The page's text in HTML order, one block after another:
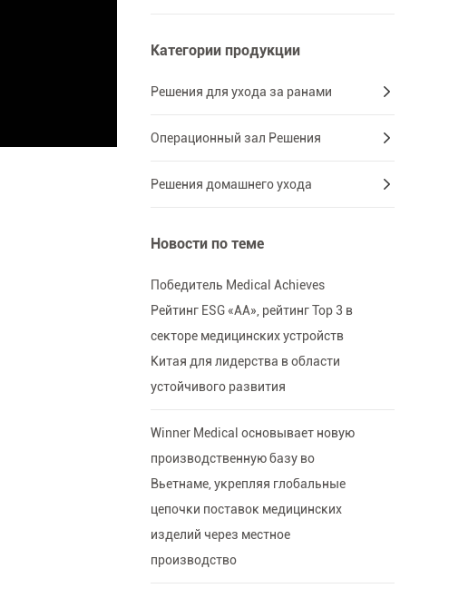
Категории продукции
Решения для ухода за ранами
Операционный зал Решения
Решения домашнего ухода
Новости по теме
Победитель Medical Achieves
Рейтинг ESG «AA», рейтинг Top 3 в
секторе медицинских устройств
Китая для лидерства в области
устойчивого развития
Winner Medical основывает новую
производственную базу во
Вьетнаме, укрепляя глобальные
цепочки поставок медицинских
изделий через местное
производство